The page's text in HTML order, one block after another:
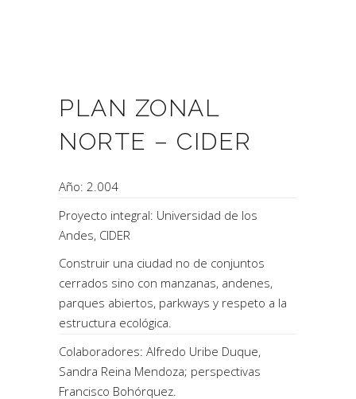
PLAN ZONAL
NORTE – CIDER
Año: 2.004
Proyecto integral: Universidad de los
Andes, CIDER
Construir una ciudad no de conjuntos
cerrados sino con manzanas, andenes,
parques abiertos, parkways y respeto a la
estructura ecológica.
Colaboradores: Alfredo Uribe Duque,
Sandra Reina Mendoza; perspectivas
Francisco Bohórquez.